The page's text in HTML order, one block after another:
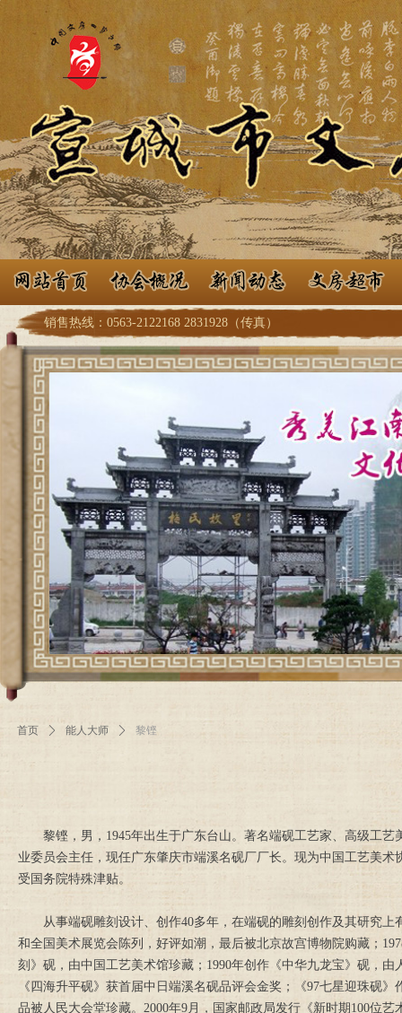
销售热线：0563-2122168 2831928（传真）
首页 ꄲ 能人大师 ꄲ 黎铿
黎铿，男，1945年出生于广东台山。著名端砚工艺家、高级工
业委员会主任，现任广东肇庆市端溪名砚厂厂长。现为中国工艺美
受国务院特殊津贴。
从事端砚雕刻设计、创作40多年，在端砚的雕刻创作及其研究上
和全国美术展览会陈列，好评如潮，最后被北京故宫博物院购藏；
刻》砚，由中国工艺美术馆珍藏；1990年创作《中华九龙宝》砚，
《四海升平砚》获首届中日端溪名砚品评会金奖；《97七星迎珠砚
品被人民大会堂珍藏。2000年9月，国家邮政局发行《新时期100位